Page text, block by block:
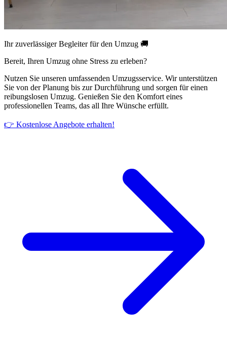
Ihr zuverlässiger Begleiter für den Umzug 🚚
Bereit, Ihren Umzug ohne Stress zu erleben?
Nutzen Sie unseren umfassenden Umzugsservice. Wir unterstützen
Sie von der Planung bis zur Durchführung und sorgen für einen
reibungslosen Umzug. Genießen Sie den Komfort eines
professionellen Teams, das all Ihre Wünsche erfüllt.
👉 Kostenlose Angebote erhalten!